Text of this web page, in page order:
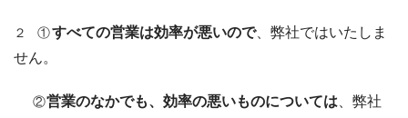
２ ①すべての営業は効率が悪いので、弊社ではいたしま
せん。
②営業のなかでも、効率の悪いものについては 、弊社